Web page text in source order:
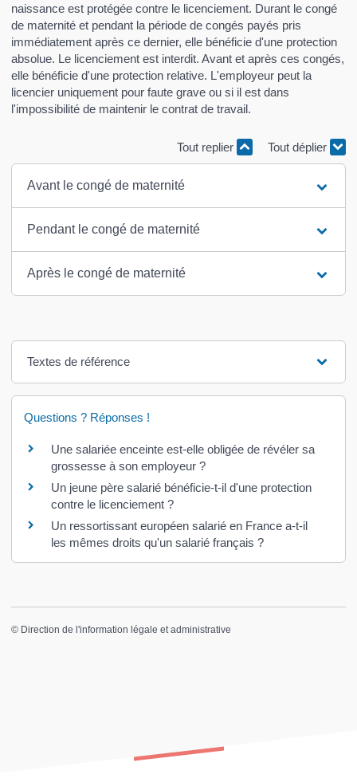
naissance est protégée contre le licenciement. Durant le congé
de maternité et pendant la période de congés payés pris
immédiatement après ce dernier, elle bénéficie d'une protection
absolue. Le licenciement est interdit. Avant et après ces congés,
elle bénéficie d'une protection relative. L'employeur peut la
licencier uniquement pour faute grave ou si il est dans
l'impossibilité de maintenir le contrat de travail.
Tout replier Tout déplier
Avant le congé de maternité
Pendant le congé de maternité
Après le congé de maternité
Textes de référence
Questions ? Réponses !
Une salariée enceinte est-elle obligée de révéler sa
grossesse à son employeur ?
Un jeune père salarié bénéficie-t-il d'une protection
contre le licenciement ?
Un ressortissant européen salarié en France a-t-il
les mêmes droits qu'un salarié français ?
© Direction de l'information légale et administrative